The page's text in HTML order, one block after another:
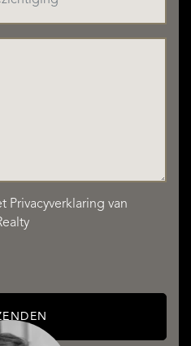
Privacyverklaring van